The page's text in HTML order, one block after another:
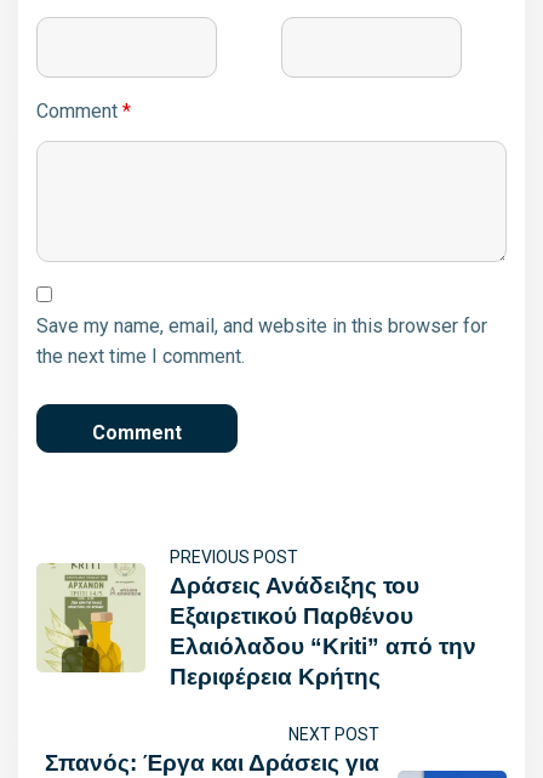
Comment *
Save my name, email, and website in this browser for
the next time I comment.
PREVIOUS POST
Δράσεις Ανάδειξης του
Εξαιρετικού Παρθένου
Ελαιόλαδου “Kriti” από την
Περιφέρεια Κρήτης
NEXT POST
Σπανός: Έργα και Δράσεις για